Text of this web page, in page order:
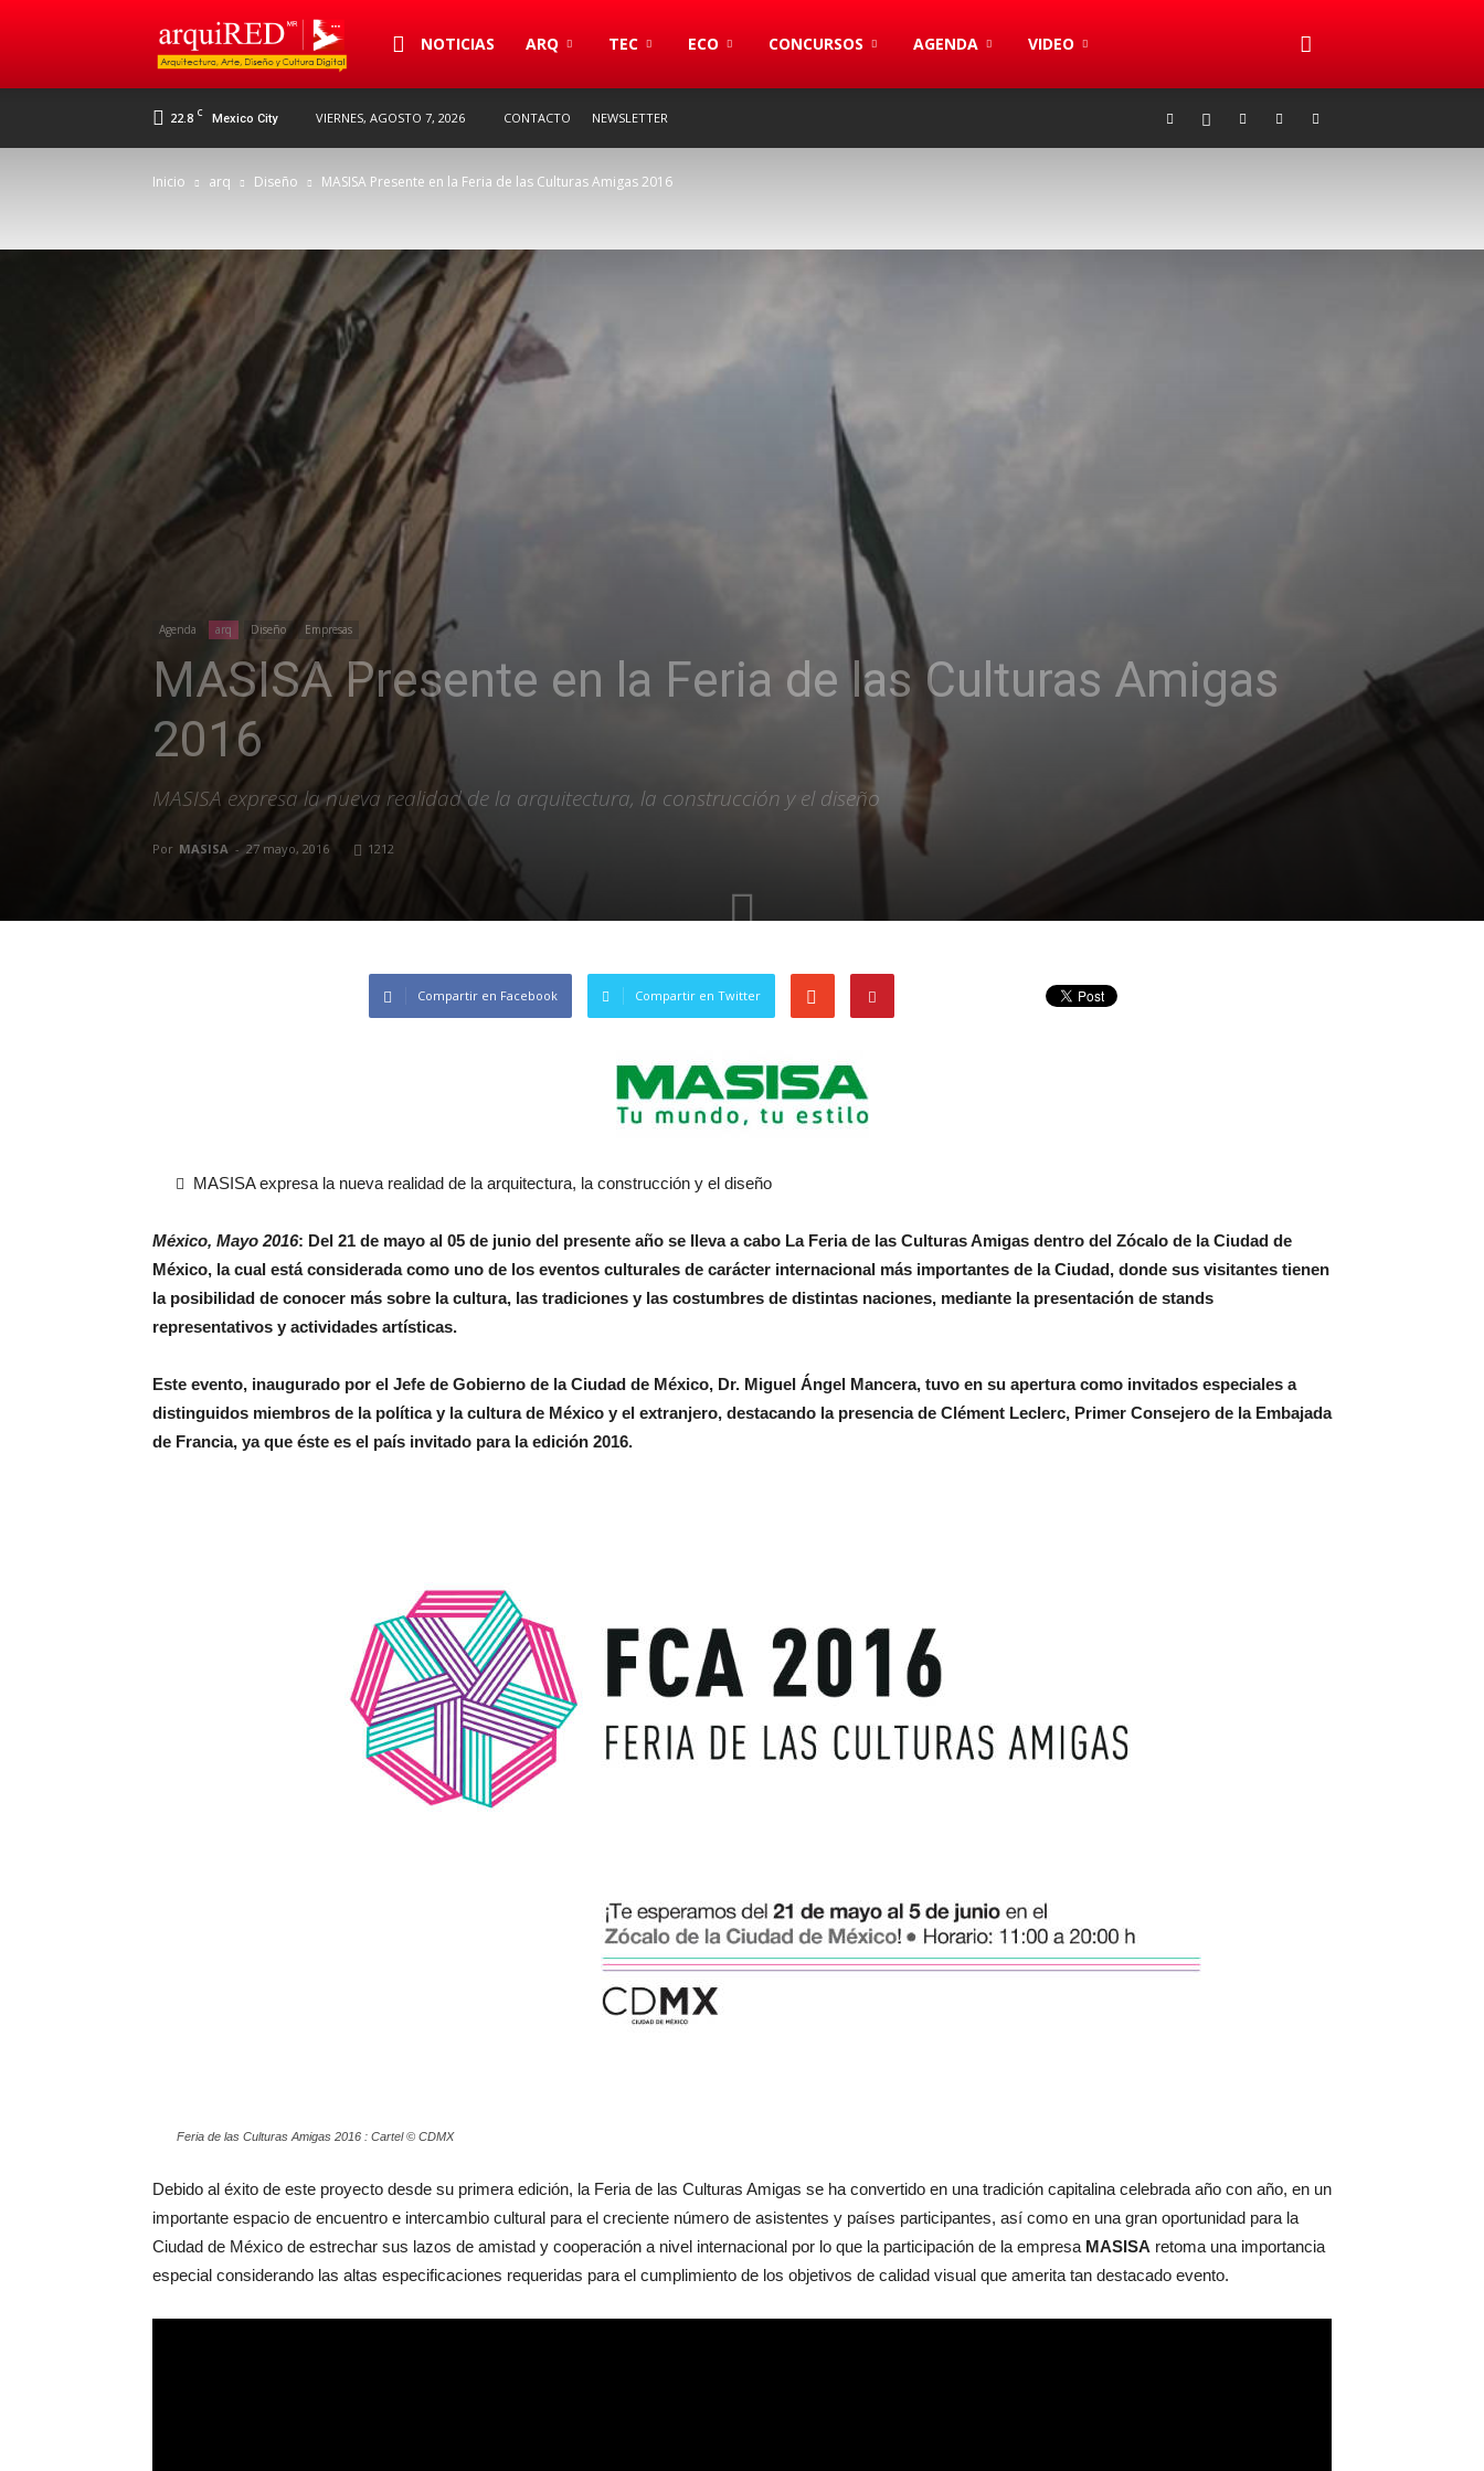
arquiREDNOTICIAS ARQ TEC ECO CONCURSOS AGENDA VIDEO
22.8 C Mexico City VIERNES, AGOSTO 7, 2026 CONTACTO NEWSLETTER
Inicio arq Diseño MASISA Presente en la Feria de las Culturas Amigas 2016
Agenda arq Diseño Empresas
MASISA Presente en la Feria de las Culturas Amigas
2016
MASISA expresa la nueva realidad de la arquitectura, la construcción y el diseño
Por MASISA - 27 mayo, 2016 1212
Compartir en Facebook Compartir en Twitter
MASISA expresa la nueva realidad de la arquitectura, la construcción y el diseño
México, Mayo 2016: Del 21 de mayo al 05 de junio del presente año se lleva a cabo La Feria de las Culturas Amigas dentro del Zócalo de la Ciudad de
México, la cual está considerada como uno de los eventos culturales de carácter internacional más importantes de la Ciudad, donde sus visitantes tienen
la posibilidad de conocer más sobre la cultura, las tradiciones y las costumbres de distintas naciones, mediante la presentación de stands
representativos y actividades artísticas.
Este evento, inaugurado por el Jefe de Gobierno de la Ciudad de México, Dr. Miguel Ángel Mancera, tuvo en su apertura como invitados especiales a
distinguidos miembros de la política y la cultura de México y el extranjero, destacando la presencia de Clément Leclerc, Primer Consejero de la Embajada
de Francia, ya que éste es el país invitado para la edición 2016.
Feria de las Culturas Amigas 2016 : Cartel © CDMX
Debido al éxito de este proyecto desde su primera edición, la Feria de las Culturas Amigas se ha convertido en una tradición capitalina celebrada año con año, en un
importante espacio de encuentro e intercambio cultural para el creciente número de asistentes y países participantes, así como en una gran oportunidad para la
Ciudad de México de estrechar sus lazos de amistad y cooperación a nivel internacional por lo que la participación de la empresa MASISA retoma una importancia
especial considerando las altas especificaciones requeridas para el cumplimiento de los objetivos de calidad visual que amerita tan destacado evento.